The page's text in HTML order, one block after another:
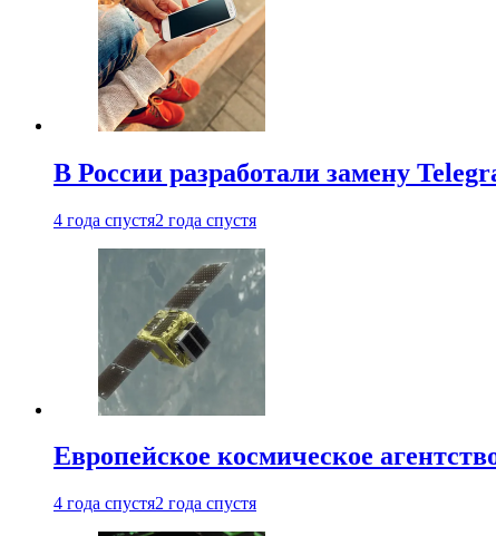
В России разработали замену
4 года спустя2 года спустя
Европейское космическое
4 года спустя2 года спустя